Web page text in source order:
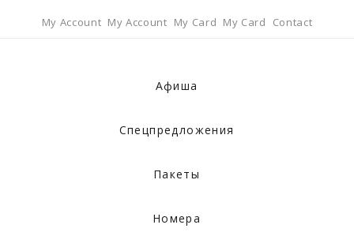
My Account My Account My Card My Card Contact
Афиша
Спецпредложения
Пакеты
Номера